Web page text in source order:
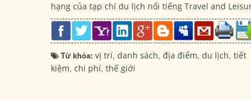
hạng của tạp chí du lịch nổi tiếng Travel and
Từ khóa: vị trí, danh sách, địa điểm, du lịch, tiết
kiệm, chi phí, thế giới